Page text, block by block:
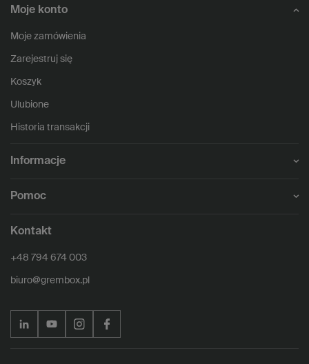
Moje konto
Moje zamówienia
Zarejestruj się
Koszyk
Ulubione
Historia transakcji
Informacje
Pomoc
Kontakt
+48 794 674 003
biuro@grembox.pl